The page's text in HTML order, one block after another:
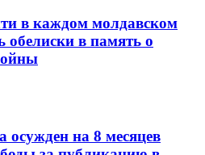
в каждом молдавском
обелиски в память о
на 8 месяцев